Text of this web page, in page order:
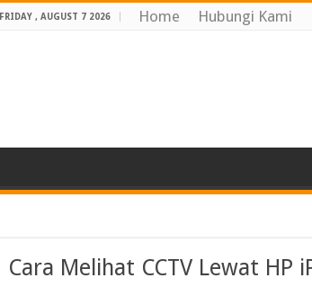
FRIDAY , AUGUST 7 2026 Home Hubungi Kami
Cara Melihat CCTV Lewat HP